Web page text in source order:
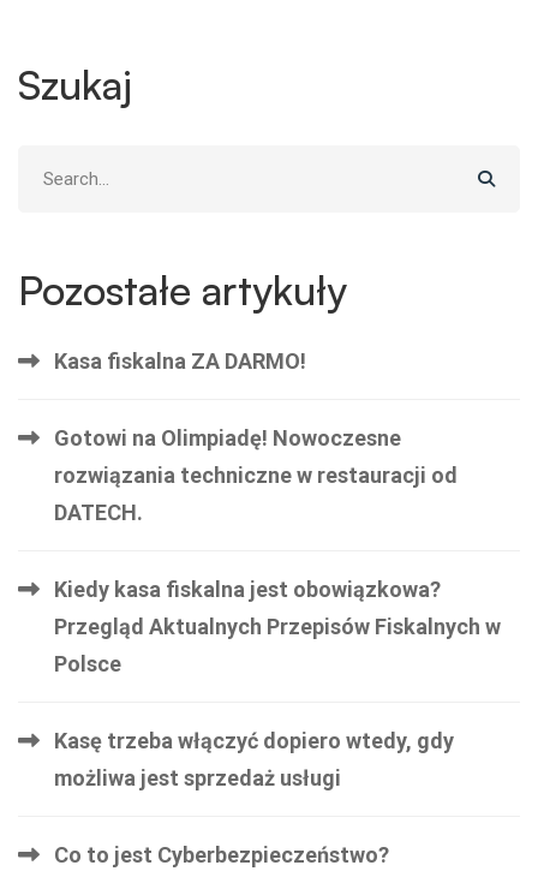
Szukaj
Pozostałe artykuły
Kasa fiskalna ZA DARMO!
Gotowi na Olimpiadę! Nowoczesne
rozwiązania techniczne w restauracji od
DATECH.
Kiedy kasa fiskalna jest obowiązkowa?
Przegląd Aktualnych Przepisów Fiskalnych w
Polsce
Kasę trzeba włączyć dopiero wtedy, gdy
możliwa jest sprzedaż usługi
Co to jest Cyberbezpieczeństwo?